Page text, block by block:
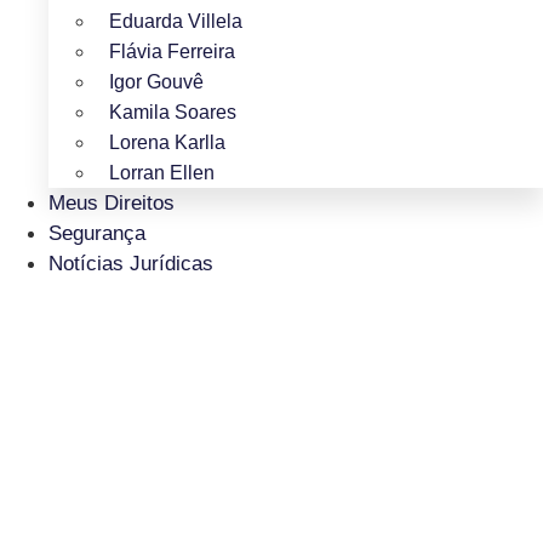
Eduarda Villela
Flávia Ferreira
Igor Gouvê
Kamila Soares
Lorena Karlla
Lorran Ellen
Meus Direitos
Segurança
Notícias Jurídicas